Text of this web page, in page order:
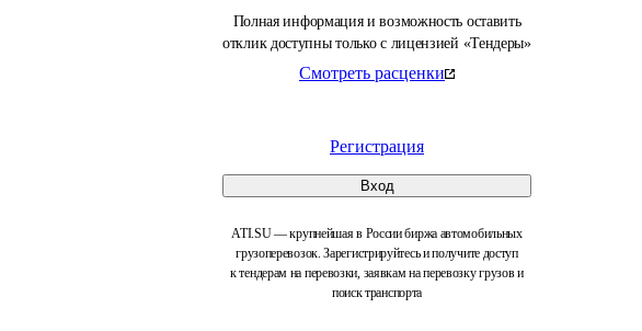
Полная информация и возможность оставить
отклик доступны только с лицензией «Тендеры»
Смотреть расценки
Регистрация
Вход
ATI.SU — крупнейшая в России биржа автомобильных
грузоперевозок. Зарегистрируйтесь и получите доступ
к тендерам на перевозки, заявкам на перевозку грузов и
поиск транспорта